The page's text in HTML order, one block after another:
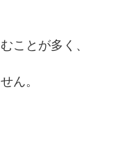
ことが多く、
ん。